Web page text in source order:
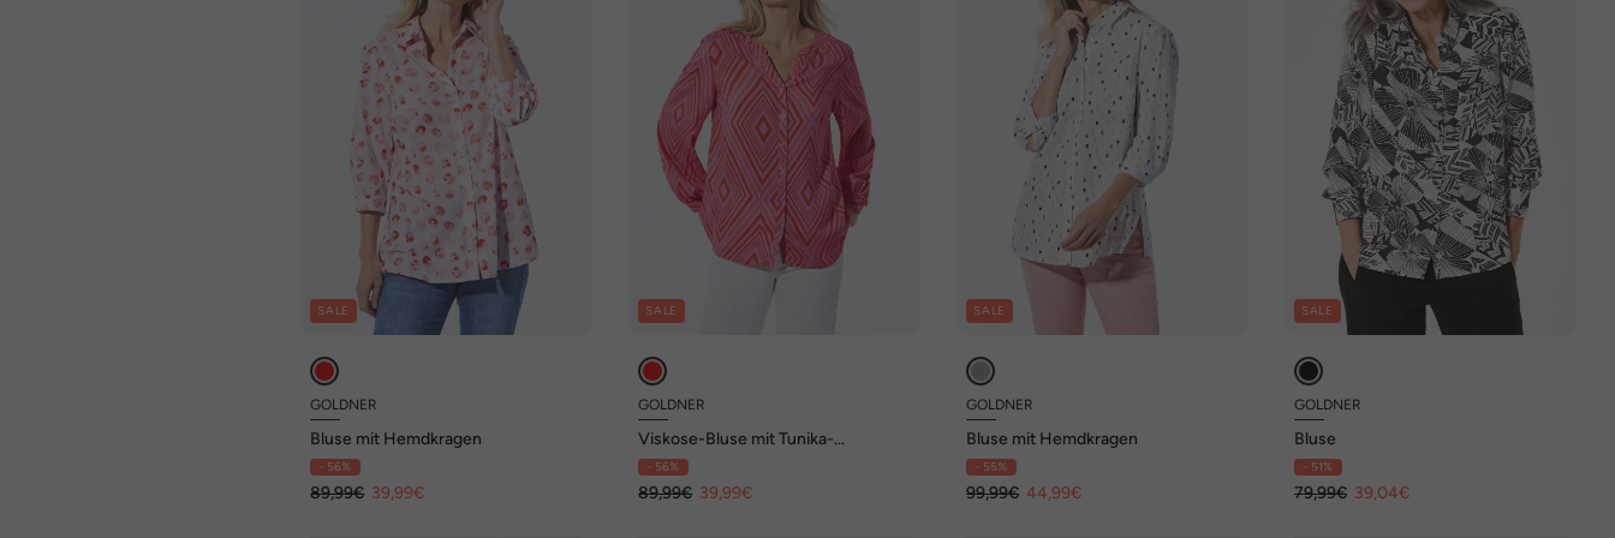
SALE
GOLDNER
Bluse mit Hemdkragen
- 56%
89,99€ 39,99€
SALE
GOLDNER
Viskose-Bluse mit Tunika-
Ausschnitt
- 56%
89,99€ 39,99€
SALE
GOLDNER
Bluse mit Hemdkragen
- 55%
99,99€ 44,99€
SALE
GOLDNER
Bluse
- 51%
79,99€ 39,04€